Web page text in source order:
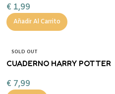
€ 1,99
Añadir Al Carrito
SOLD OUT
CUADERNO HARRY POTTER
€ 7,99